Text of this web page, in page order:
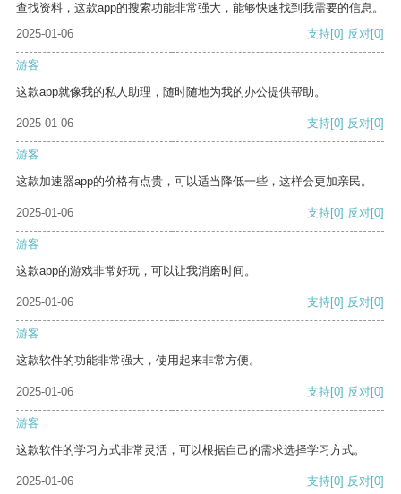
查找资料，这款app的搜索功能非常强大，能够快速找到我需要的信息。
2025-01-06
支持[0] 反对[0]
游客
这款app就像我的私人助理，随时随地为我的办公提供帮助。
2025-01-06 支持[0] 反对[0]
游客
这款加速器app的价格有点贵，可以适当降低一些，这样会更加亲民。
2025-01-06 支持[0] 反对[0]
游客
这款app的游戏非常好玩，可以让我消磨时间。
2025-01-06 支持[0] 反对[0]
游客
这款软件的功能非常强大，使用起来非常方便。
2025-01-06 支持[0] 反对[0]
游客
这款软件的学习方式非常灵活，可以根据自己的需求选择学习方式。
2025-01-06 支持[0] 反对[0]